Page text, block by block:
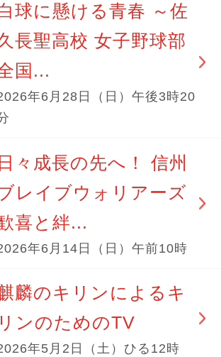
球に懸ける青春 ～佐
長聖高校 女子野球部
国...
年6月28日（日）午後3時20
日々成長の先へ！ 信州
レイブウォリアーズ
喜と絆...
年6月14日（日）午前10時
麟のキリンによるキ
リンのためのTV
年5月2日（土）ひる12時